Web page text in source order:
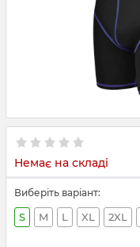
Немає на складі
Виберіть варіант:
S M L XL 2XL